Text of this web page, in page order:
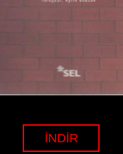
İNDİR